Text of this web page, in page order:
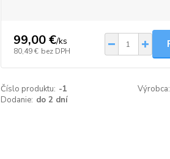
99,00 €/ks
80,49 € bez DPH
Číslo produktu: -1 Výrobca:
Dodanie: do 2 dní